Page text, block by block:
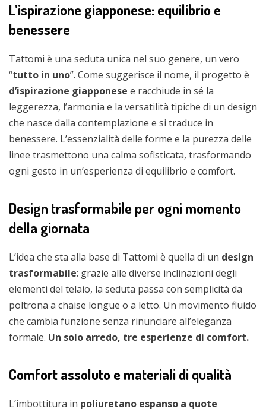
L’ispirazione giapponese: equilibrio e
benessere
Tattomi è una seduta unica nel suo genere, un vero
“tutto in uno”. Come suggerisce il nome, il progetto è
d’ispirazione giapponese e racchiude in sé la
leggerezza, l’armonia e la versatilità tipiche di un design
che nasce dalla contemplazione e si traduce in
benessere. L’essenzialità delle forme e la purezza delle
linee trasmettono una calma sofisticata, trasformando
ogni gesto in un’esperienza di equilibrio e comfort.
Design trasformabile per ogni momento
della giornata
L’idea che sta alla base di Tattomi è quella di un design
trasformabile: grazie alle diverse inclinazioni degli
elementi del telaio, la seduta passa con semplicità da
poltrona a chaise longue o a letto. Un movimento fluido
che cambia funzione senza rinunciare all’eleganza
formale. Un solo arredo, tre esperienze di comfort.
Comfort assoluto e materiali di qualità
L’imbottitura in poliuretano espanso a quote